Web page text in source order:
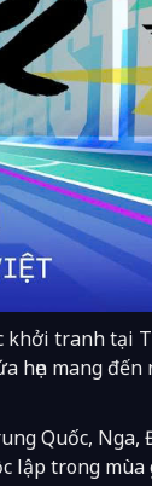
khởi tranh tại
hẹn mang
Quốc, Nga,
lập trong mùa